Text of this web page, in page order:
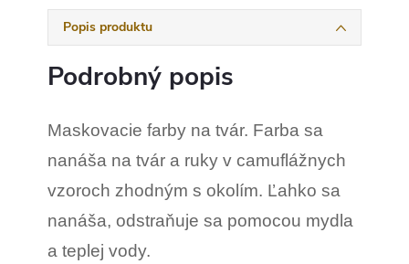
Popis produktu
Podrobný popis
Maskovacie farby na tvár. Farba sa
nanáša na tvár a ruky v camuflážnych
vzoroch zhodným s okolím. Ľahko sa
nanáša, odstraňuje sa pomocou mydla
a teplej vody.